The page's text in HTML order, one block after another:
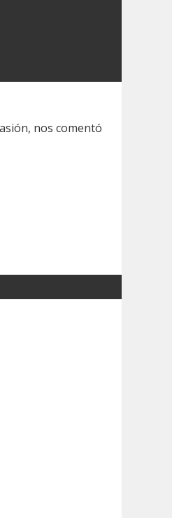
nos comentó